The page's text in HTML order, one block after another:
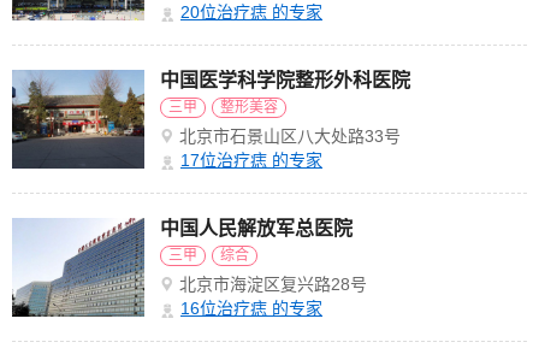
20位治疗痣 的专家
中国医学科学院整形外科医院
三甲 整形美容
北京市石景山区八大处路33号
17位治疗痣 的专家
中国人民解放军总医院
三甲 综合
北京市海淀区复兴路28号
16位治疗痣 的专家